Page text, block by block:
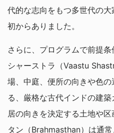
代的な志向をもつ多世代の
初からありました。
さらに、プログラムで前提
シャーストラ（Vaastu
場、中庭、便所の向きや色
る、厳格な古代インドの建
居の向きを決定する土地や
タン（Brahmasthan）は通